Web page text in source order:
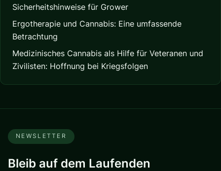
Sicherheitshinweise für Grower
Ergotherapie und Cannabis: Eine umfassende
Betrachtung
Medizinisches Cannabis als Hilfe für Veteranen und
Zivilisten: Hoffnung bei Kriegsfolgen
NEWSLETTER
Bleib auf dem Laufenden